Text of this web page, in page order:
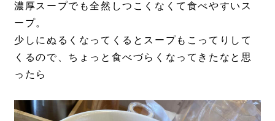
濃厚スープでも全然しつこくなくて食べやすいス
ープ。
少しにぬるくなってくるとスープもこってりして
くるので、ちょっと食べづらくなってきたなと思
ったら